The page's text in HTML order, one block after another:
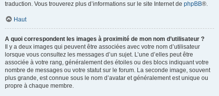
traduction. Vous trouverez plus d’informations sur le site Internet de phpBB®.
Haut
A quoi correspondent les images à proximité de mon nom d’utilisateur ?
Il y a deux images qui peuvent être associées avec votre nom d’utilisateur
lorsque vous consultez les messages d’un sujet. L’une d’elles peut être
associée à votre rang, généralement des étoiles ou des blocs indiquant votre
nombre de messages ou votre statut sur le forum. La seconde image, souvent
plus grande, est connue sous le nom d’avatar et généralement est unique ou
propre à chaque membre.